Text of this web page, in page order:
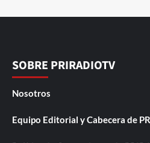
SOBRE PRIRADIOTV
Nosotros
Equipo Editorial y Cabecera de